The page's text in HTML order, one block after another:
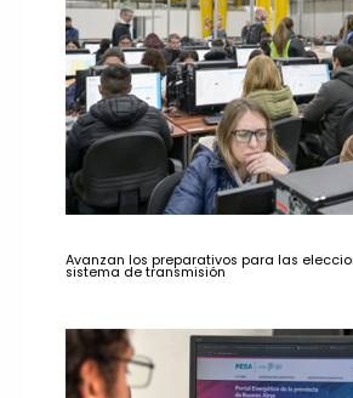
Avanzan los preparativos para las
sistema de transmisión